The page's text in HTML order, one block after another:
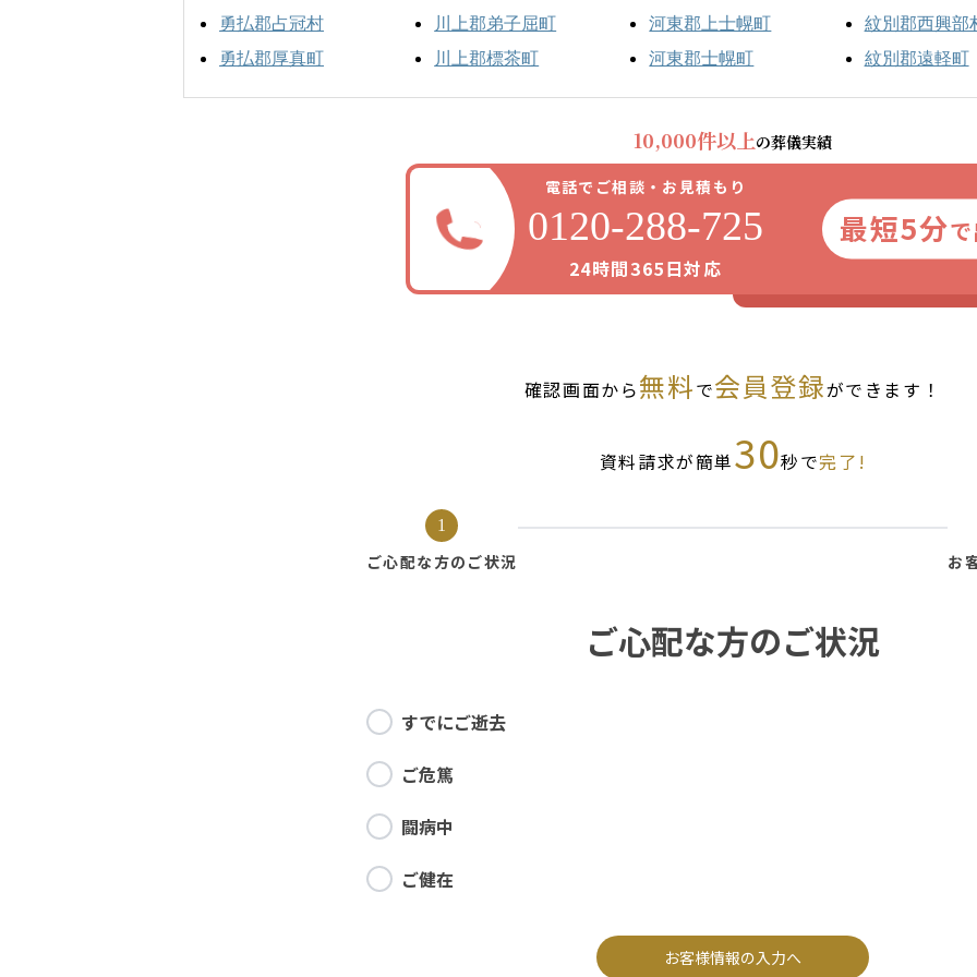
勇払郡占冠村
勇払郡厚真町
川上郡弟子屈町
川上郡標茶町
河東郡上士幌町
河東郡士幌町
紋別郡西興部
紋別郡遠軽町
10,000件以上の葬儀実績
電話でご相談・お見積もり
0120-288-725
24時間365日対応
最短5分
確認画面から無料で会員登録ができます！
資料請求が簡単30秒で完了!
1
ご心配な方の ご状況 お
ご心配な方のご状況
すでにご逝去
ご危篤
闘病中
ご健在
お客様情報の入力へ